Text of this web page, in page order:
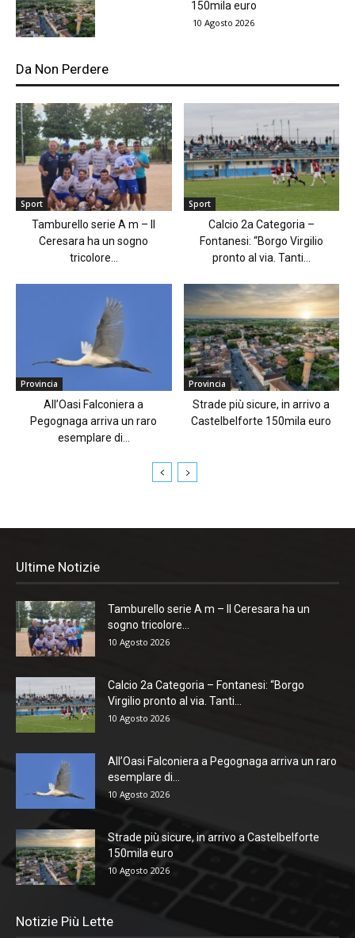
150mila euro
10 Agosto 2026
Da Non Perdere
Sport
Tamburello serie A m – Il
Ceresara ha un sogno
tricolore...
Sport
Calcio 2a Categoria –
Fontanesi: “Borgo Virgilio
pronto al via. Tanti...
Provincia
All’Oasi Falconiera a
Pegognaga arriva un raro
esemplare di...
Provincia
Strade più sicure, in arrivo a
Castelbelforte 150mila euro
Ultime Notizie
Tamburello serie A m – Il Ceresara ha un
sogno tricolore...
10 Agosto 2026
Calcio 2a Categoria – Fontanesi: “Borgo
Virgilio pronto al via. Tanti...
10 Agosto 2026
All’Oasi Falconiera a Pegognaga arriva un raro
esemplare di...
10 Agosto 2026
Strade più sicure, in arrivo a Castelbelforte
150mila euro
10 Agosto 2026
Notizie Più Lette